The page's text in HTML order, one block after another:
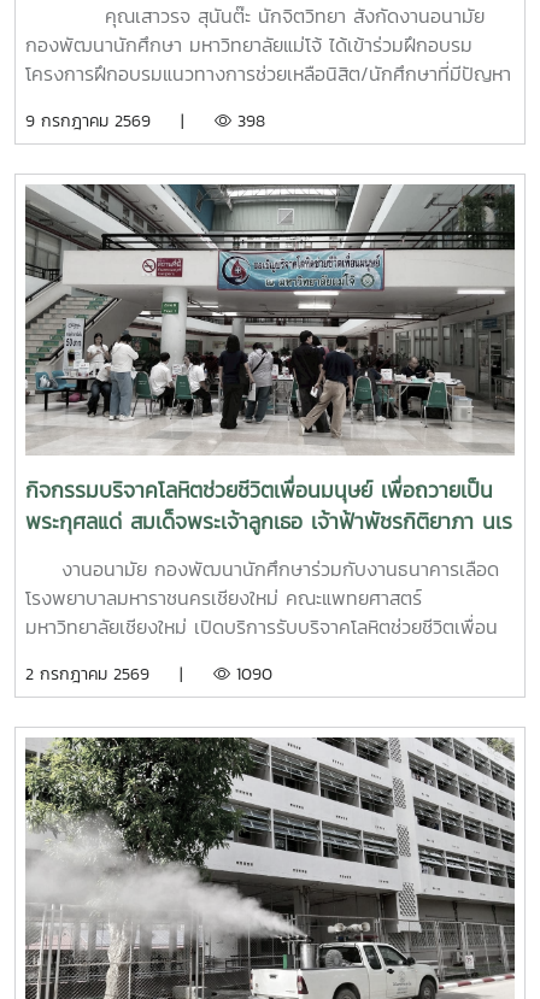
คุณเสาวรจ สุนันต๊ะ นักจิตวิทยา สังกัดงานอนามัย
กองพัฒนานักศึกษา มหาวิทยาลัยแม่โจ้ ได้เข้าร่วมฝึกอบรม
โครงการฝึกอบรมแนวทางการช่วยเหลือนิสิต/นักศึกษาที่มีปัญหา
ที่ 6–7 กรกฎาคม 2569 ณ ห้องบรรยาย ชั้น 1 กองพัฒนานิสิต
บุคลากรจากทั้งเครือข่าย ทปอ. และเครือข่ายสมาคมอุดมศึกษา
เอกชนแห่งประเทศไทย (สสอท.) การอบรมครั้งนี้มุ่งเน้นการ
พัฒนาองค์ความรู้และทักษะที่จำเป็นในการดูแลนิสิตนักศึกษา
ครอบคลุมตั้งแต่:ความรู้พื้นฐานด้านสุขภาพจิต: เรียนรู้แนวโน้ม
ปัญหา และปัจจัยเสี่ยงต่าง ๆ การคัดกรองและประเมินสุขภาพจิต
เบื้องต้น: ด้วยเครื่องมือมาตรฐาน เช่น DASS-21, PHQ-9 และ
ST-5 ทักษะการให้คำปรึกษาเบื้องต้น: อาทิ การฟังอย่างตั้งรับ
(Active Listening), ความเข้าใจใส่ใจ (Empathy) และการ
ปฐมพยาบาลทางจิตใจ (Psychological First Aid: PFA)
นอกจากนี้ ยังมีการเรียนรู้ระบบการดูแลและการส่งต่อกรณี
ฉุกเฉิน การทำงานร่วมกับผู้เชี่ยวชาญทางการแพทย์ ตลอดจน
การติดตามดูแลนิสิตอย่างต่อเนื่องสำหรับวันที่สองของการอบรม
มุ่งเน้นการจัดการสถานการณ์วิกฤตในมหาวิทยาลัย เช่น ภาวะ
เสี่ยงต่อการฆ่าตัวตาย การทำร้ายตนเอง ความรุนแรง และการก
ลั่นแกล้งทางไซเบอร์ (Cyberbullying) รวมถึงการออกแบบ
กิจกรรมเชิงป้องกันเพื่อสร้างความยืดหยุ่นทางใจ (Resilience)
ท้ายของการอบรมยังให้ความสำคัญกับการดูแลสุขภาพจิตของ
(Burnout) การพัฒนาทักษะการเมตตาต่อตนเอง (Self-
Compassion) พร้อมเปิดเวที "Mental Health Talk" เพื่อแลก
เปลี่ยนประสบการณ์ สะท้อนปัญหา และร่วมหาแนวทางพัฒนา
งานด้านสุขภาวะในสถาบันอุดมศึกษา โครงการนี้ถือเป็นอีกหนึ่ง
กลไกสำคัญในการขับเคลื่อน “ระบบนิเวศสุขภาวะนิสิต” ของ
มหาวิทยาลัยไทย ที่มุ่งสร้างบุคลากรผู้ดูแลนิสิตให้มีความพร้อม
ทั้งด้านความรู้ ทักษะ และหัวใจที่เข้าใจ เพื่อให้นิสิตทุกคนสามารถ
เรียนรู้และใช้ชีวิตในรั้วมหาวิทยาลัยได้อย่างมีความสุขและยั่งยืน
ทั้งนี้ โครงการดังกล่าวได้รับงบประมาณสนับสนุนจากที่ประชุม
9 กรกฎาคม 2569 | 398
กิจกรรมบริจาคโลหิตช่วยชีวิตเพื่อนมนุษย์ เพื่อถวายเป็น
พระกุศลแด่ สมเด็จพระเจ้าลูกเธอ เจ้าฟ้าพัชรกิติยาภา นเร
นทิราเทพยวดี กรมหลวงราช สาริณีสิริพัชร มหาวัชรราช
ธิดางานอนามัย กองพัฒนานักศึกษาร่วมกับงานธนาคารเลือด
โรงพยาบาลมหาราชนครเชียงใหม่ คณะแพทยศาสตร์
มหาวิทยาลัยเชียงใหม่ เปิดบริการรับบริจาคโลหิตช่วยชีวิตเพื่อน
รกิติยาภา นเรนทิราเทพยวดี กรมหลวงราช สาริณีสิริพัชร มหา
14.00 น. ณ ลานอนันต์ ปัญญาวีร์ อาคารอำนวย ยศสุข
นักศึกษาที่เข้าร่วมบริจาคจะได้ชั่วโมงกิจกรรมด้านจิตอาสา ครั้ง
ละ 8 ชั่วโมง- วันที่ 1กรกฏาคม 2569 มีผู้ประสงค์บริจาคโลหิต
จำนวน 91 คน ผ่านเกณฑ์สามารถบริจาคโลหิตได้ จำนวน 41 คน
( 18,450 CC.) - วันที่ 2 กรกฏาคม 2569 มีผู้ประสงค์บริจาค
โลหิต จำนวน 125 คน ผ่านเกณฑ์สามารถบริจาคโลหิตได้ จำนวน
72 คน (32,400 CC.)
2 กรกฎาคม 2569 | 1090